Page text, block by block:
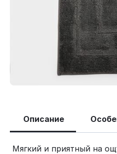
Описание
Мягкий и приятный на